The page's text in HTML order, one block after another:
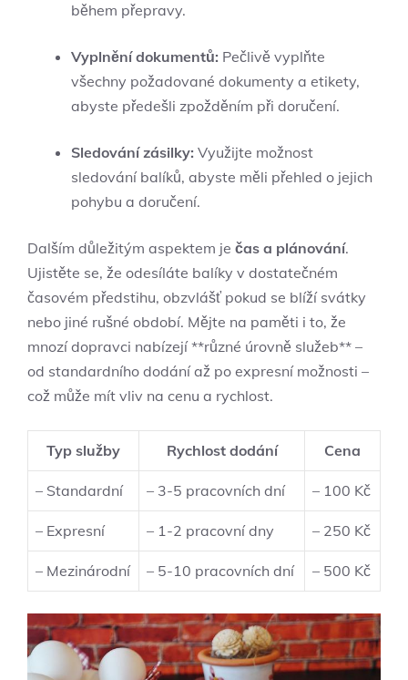
během přepravy.
Vyplnění dokumentů: Pečlivě vyplňte
všechny požadované dokumenty a etikety,
abyste předešli zpožděním při doručení.
Sledování zásilky: Využijte možnost
sledování balíků, abyste měli přehled o jejich
pohybu a doručení.
Dalším důležitým aspektem je čas a plánování.
Ujistěte se, že odesíláte balíky v dostatečném
časovém předstihu, obzvlášť pokud se blíží svátky
nebo jiné rušné období. Mějte na paměti i to, že
mnozí dopravci nabízejí **různé úrovně služeb** –
od standardního dodání až po expresní možnosti –
což může mít vliv na cenu a rychlost.
Typ služby Rychlost dodání Cena
– Standardní – 3-5 pracovních dní – 100 Kč
– Expresní – 1-2 pracovní dny – 250 Kč
– Mezinárodní – 5-10 pracovních dní – 500 Kč